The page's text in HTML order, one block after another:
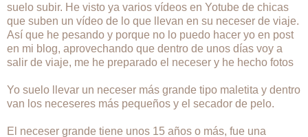
suelo subir. He visto ya varios vídeos en Yotube de chicas
que suben un vídeo de lo que llevan en su neceser de viaje.
Así que he pesando y porque no lo puedo hacer yo en post
en mi blog, aprovechando que dentro de unos días voy a
salir de viaje, me he preparado el neceser y he hecho fotos
Yo suelo llevar un neceser más grande tipo maletita y dentro
van los neceseres más pequeños y el secador de pelo.
El neceser grande tiene unos 15 años o más, fue una